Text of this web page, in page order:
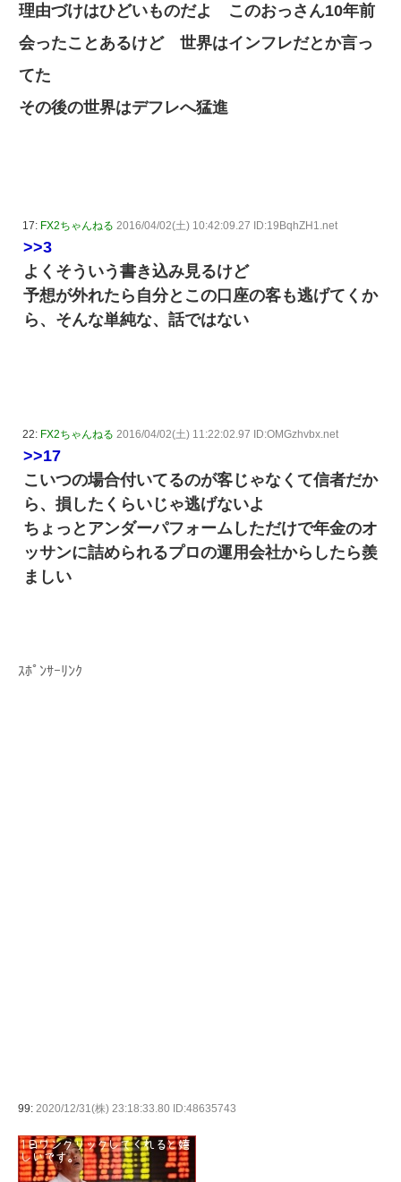
理由づけはひどいものだよ このおっさん10年前
会ったことあるけど 世界はインフレだとか言っ
てた
その後の世界はデフレへ猛進
17: FX2ちゃんねる 2016/04/02(土) 10:42:09.27 ID:19BqhZH1.net
>>3
よくそういう書き込み見るけど
予想が外れたら自分とこの口座の客も逃げてくか
ら、そんな単純な、話ではない
22: FX2ちゃんねる 2016/04/02(土) 11:22:02.97 ID:OMGzhvbx.net
>>17
こいつの場合付いてるのが客じゃなくて信者だか
ら、損したくらいじゃ逃げないよ
ちょっとアンダーパフォームしただけで年金のオ
ッサンに詰められるプロの運用会社からしたら羨
ましい
ｽﾎﾟﾝｻｰﾘﾝｸ
99: 2020/12/31(株) 23:18:33.80 ID:48635743